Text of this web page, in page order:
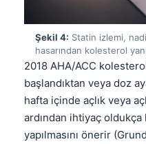
Şekil 4: Statin izlemi,
hasarından kolesterol
2018 AHA/ACC
başlandıktan veya doz
hafta içinde açlık veya
ardından ihtiyaç
yapılmasını önerir